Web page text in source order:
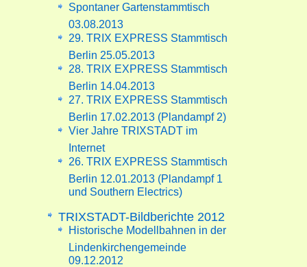
Spontaner Gartenstammtisch
03.08.2013
29. TRIX EXPRESS Stammtisch
Berlin 25.05.2013
28. TRIX EXPRESS Stammtisch
Berlin 14.04.2013
27. TRIX EXPRESS Stammtisch
Berlin 17.02.2013 (Plandampf 2)
Vier Jahre TRIXSTADT im
Internet
26. TRIX EXPRESS Stammtisch
Berlin 12.01.2013 (Plandampf 1
und Southern Electrics)
TRIXSTADT-Bildberichte 2012
Historische Modellbahnen in der
Lindenkirchengemeinde
09.12.2012